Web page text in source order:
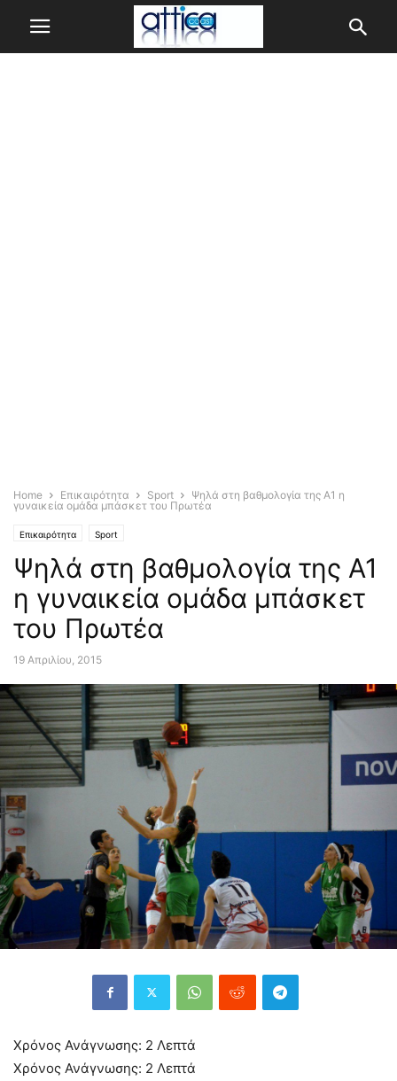
Home Επικαιρότητα Sport
Ψηλά στη βαθμολογία της Α1 η
γυναικεία ομάδα μπάσκετ του Πρωτέα
Επικαιρότητα Sport
Ψηλά στη βαθμολογία της Α1
η γυναικεία ομάδα μπάσκετ
του Πρωτέα
19 Απριλίου, 2015
Χρόνος Ανάγνωσης: 2 Λεπτά
Χρόνος Ανάγνωσης: 2 Λεπτά